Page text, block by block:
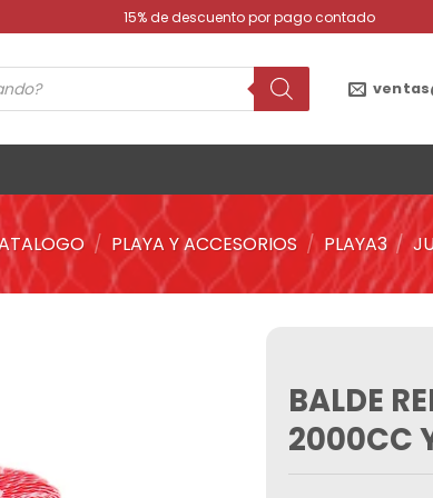
15% de descuento por pago contado
/ PLAYA Y ACCESORIOS / PLAYA3 /
BALDE
2000CC